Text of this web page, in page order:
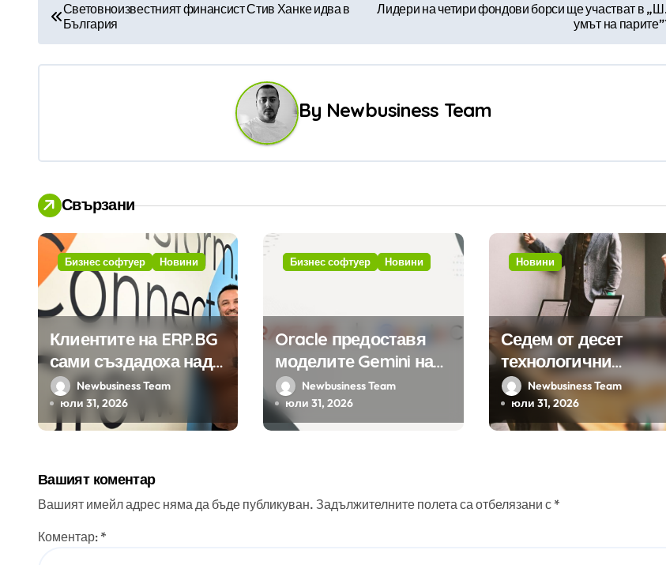
а
в
а
ц
и
я
Световноизвестният финансист Стив Ханке идва в
България
Лидери на четири фондови борси ще участват в „Ш
умът на парите”
By Newbusiness Team
Свързани
Бизнес софтуер Новини
Клиентите на ERP.BG
сами създадоха над
450 приложения за
ERP системата с
помощта на
изкуствен интелект
Newbusiness Team
юли 31, 2026
Бизнес софтуер Новини
Oracle предоставя
моделите Gemini на
Google на хиляди
клиенти на бизнес
приложения
Newbusiness Team
юли 31, 2026
Новини
Седем от десет
технологични
компании у нас
предлагат хибридна
работа
Newbusiness Team
юли 31, 2026
Вашият коментар
Вашият имейл адрес няма да бъде публикуван. Задължителните полета са отбелязани с *
Коментар: *